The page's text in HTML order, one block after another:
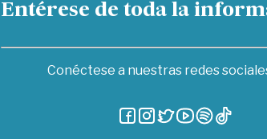
Entérese de toda la
Conéctese a nuestras redes